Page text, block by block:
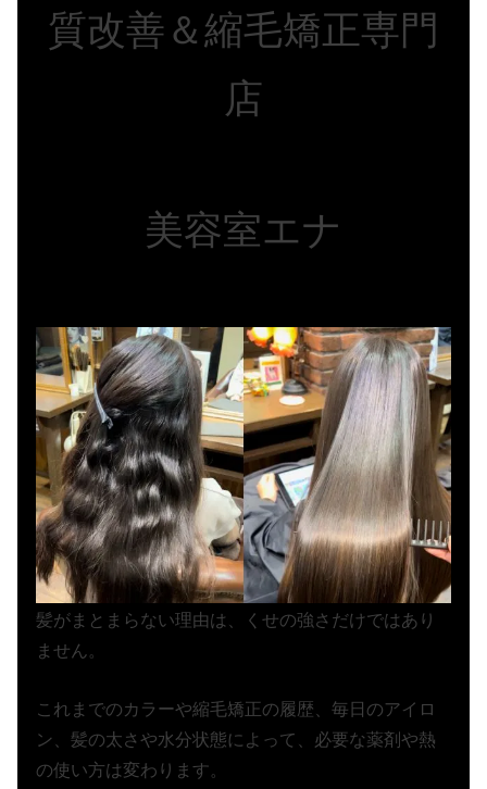
質改善＆縮毛矯正専門
店
美容室エナ
髪がまとまらない理由は、くせの強さだけではあり
ません。
これまでのカラーや縮毛矯正の履歴、毎日のアイロ
ン、髪の太さや水分状態によって、必要な薬剤や熱
の使い方は変わります。